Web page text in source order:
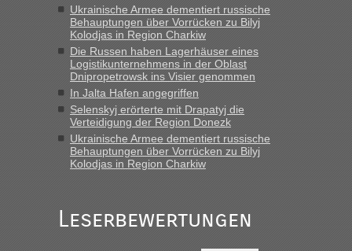
Berichte und Reisetipps • Re: An welchem
Grenzübergang zwischen Polen und der Ukraine geht es am
schnellsten?
„Wir sind mit unserem Wohnmobil, wie geplant am Montag
15.6. in Krakovets rüber. Sehr zeitig los gegen 5 Uhr in der
Früh. Mit sehr sehr wenig Verkehr, super bis zur Grenze. Nur
8 PKW vor der Schranke....“
inBerichte und Reisetipps • Re: An welchem
Grenzübergang zwischen Polen und der Ukraine geht es am
in Krakowez mit dem Kleinbus. Abfertigung ging dann
schnell da auch Passagiere mit EU-Pass dabei waren“
Ukrainische Armee dementiert russische
Behauptungen über Vorrücken zu Bilyj
Kolodjas in Region Charkiw
Die Russen haben Lagerhäuser eines
Logistikunternehmens in der Oblast
Dnipropetrowsk ins Visier genommen
In Jalta Hafen angegriffen
Selenskyj erörterte mit Drapatyj die
Verteidigung der Region Donezk
Ukrainische Armee dementiert russische
Behauptungen über Vorrücken zu Bilyj
Kolodjas in Region Charkiw
Leserbewertungen